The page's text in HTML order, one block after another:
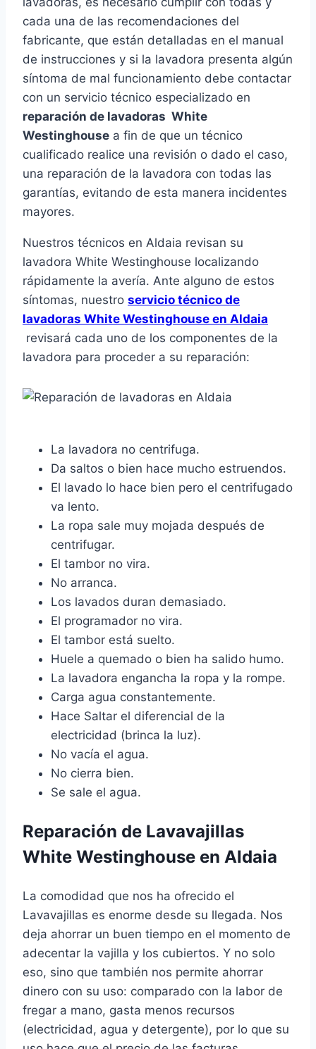
cada una de las recomendaciones del
fabricante, que están detalladas en el manual
de instrucciones y si la lavadora presenta algún
síntoma de mal funcionamiento debe contactar
con un servicio técnico especializado en
reparación de lavadoras White
Westinghouse a fin de que un técnico
cualificado realice una revisión o dado el caso,
una reparación de la lavadora con todas las
garantías, evitando de esta manera incidentes
mayores.
Nuestros técnicos en Aldaia revisan su
lavadora White Westinghouse localizando
rápidamente la avería. Ante alguno de estos
síntomas, nuestro servicio técnico de
lavadoras White Westinghouse en Aldaia
revisará cada uno de los componentes de la
lavadora para proceder a su reparación:
La lavadora no centrifuga.
Da saltos o bien hace mucho estruendos.
El lavado lo hace bien pero el centrifugado
va lento.
La ropa sale muy mojada después de
centrifugar.
El tambor no vira.
No arranca.
Los lavados duran demasiado.
El programador no vira.
El tambor está suelto.
Huele a quemado o bien ha salido humo.
La lavadora engancha la ropa y la rompe.
Carga agua constantemente.
Hace Saltar el diferencial de la
electricidad (brinca la luz).
No vacía el agua.
No cierra bien.
Se sale el agua.
Reparación de Lavavajillas
White Westinghouse en Aldaia
La comodidad que nos ha ofrecido el
Lavavajillas es enorme desde su llegada. Nos
deja ahorrar un buen tiempo en el momento de
adecentar la vajilla y los cubiertos. Y no solo
eso, sino que también nos permite ahorrar
dinero con su uso: comparado con la labor de
fregar a mano, gasta menos recursos
(electricidad, agua y detergente), por lo que su